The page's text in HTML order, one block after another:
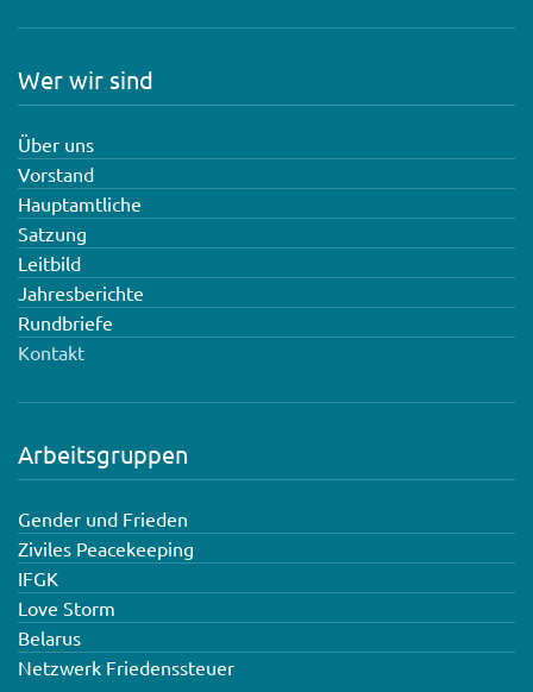
Wer wir sind
Über uns
Vorstand
Hauptamtliche
Satzung
Leitbild
Jahresberichte
Rundbriefe
Kontakt
Arbeitsgruppen
Gender und Frieden
Ziviles Peacekeeping
IFGK
Love Storm
Belarus
Netzwerk Friedenssteuer